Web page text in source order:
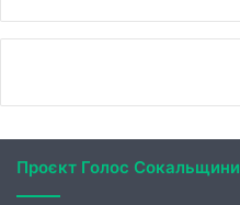
Проєкт Голос Сокальщини